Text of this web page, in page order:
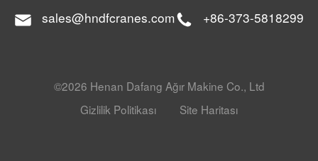
sales@hndfcranes.com +86-373-5818299
©2026 Henan Dafang Ağır Makine Co., Ltd
Gizlilik Politikası
Site Haritası